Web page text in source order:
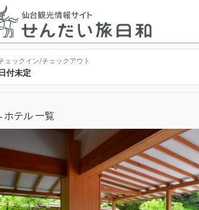
ェックイン/チェックアウト
ホテル 一覧